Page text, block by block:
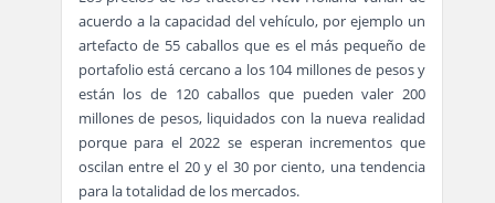
acuerdo a la capacidad del vehículo, por ejemplo un
artefacto de 55 caballos que es el más pequeño de
portafolio está cercano a los 104 millones de pesos y
están los de 120 caballos que pueden valer 200
millones de pesos, liquidados con la nueva realidad
porque para el 2022 se esperan incrementos que
oscilan entre el 20 y el 30 por ciento, una tendencia
para la totalidad de los mercados.